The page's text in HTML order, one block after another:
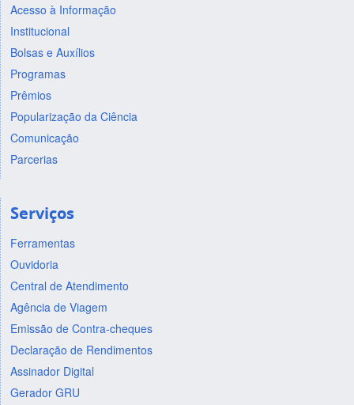
Acesso à Informação
Institucional
Bolsas e Auxílios
Programas
Prêmios
Popularização da Ciência
Comunicação
Parcerias
Serviços
Ferramentas
Ouvidoria
Central de Atendimento
Agência de Viagem
Emissão de Contra-cheques
Declaração de Rendimentos
Assinador Digital
Gerador GRU